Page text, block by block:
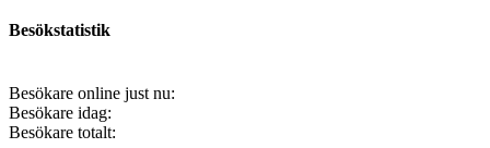
Besökstatistik
Besökare online just nu:
Besökare idag:
Besökare totalt: